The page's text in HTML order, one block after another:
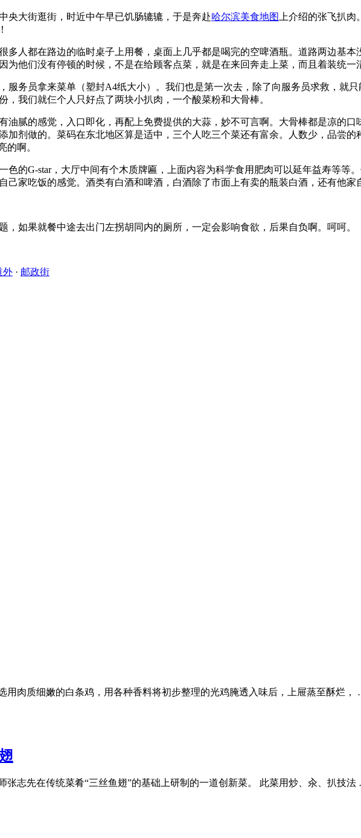
央大街逛街，时近中午早已饥肠辘辘，于是奔赴哈尔滨美食地图 上介绍的张飞扒
多人都在路边的临时桌子上用餐，桌面上几乎都是喝完的空啤酒瓶。道路两边基
为他们没有停顿的时候，不是在给顾客点菜，就是在来回奔走上菜，而且着装统一
服务员拿来菜单（塑封A4纸大小）。我们也是第一次去，除了向服务员求救，就
，我们就仨个人只好点了两块小扒肉，一个酸菜粉和大骨棒。
油腻的感觉，入口即化，再配上免费提供的大蒜，妙不可言啊。大骨棒都是凉的
加剂做的。菜码在东北地区算是适中，三个人吃三个菜还有富余。人数少，品尝
的啊。
色的G-star，大厅中间有个木质牌匾，上面内容为科学食用肥肉可以延年益寿等等
己家吃饭的感觉。酒类有白酒和啤酒，白酒除了市面上有卖的瓶装白酒，还有他
，如果就餐中途去出门左拐胡同内的厕所，一定会影响食欲，后果自负啊。呵呵。
外 · 邮政街
用肉质细嫩的白条鸡，用各种香料将初步整理的光鸡腌透入味后，上屉蒸至酥烂，
张志先在传统菜肴“三丝鱼翅”的基础上研制的一道创新菜。 此菜用炒、汆、扒技